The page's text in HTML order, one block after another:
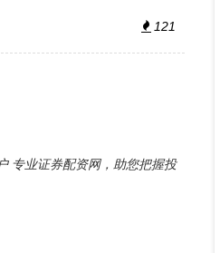
121
专业证券配资网，助您把握投